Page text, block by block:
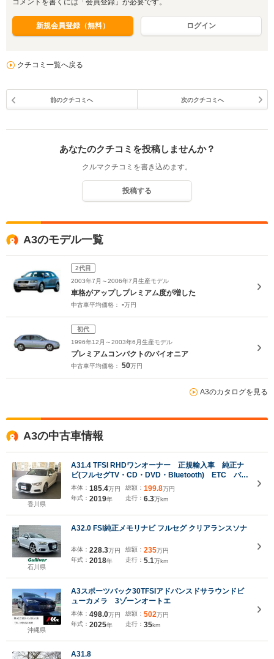
コメントを書くには「会員登録」が必要です。
新規会員登録（無料） ログイン
クチコミ一覧へ戻る
前のクチコミへ 次のクチコミへ
あなたのクチコミを投稿しませんか？
クルマクチコミを書き込めます。
投稿する
A3のモデル一覧
2代目
2003年7月～2006年7月生産モデル
車格がアップしプレミアム度が増した
中古車平均価格： -万円
初代
1996年12月～2003年6月生産モデル
プレミアムコンパクトのパイオニア
中古車平均価格： 50万円
A3のカタログを見る
A3の中古車情報
香川県
A31.4 TFSI RHDワンオーナー 正規輸入車 純正ナ
ビ(フルセグTV・CD・DVD・Bluetooth) ETC バッ
クカメラ ドライブレコーダー アウディプレセン
ス リアフォグ ダウンサス マニュアルモード付
スペアスマートキー
本体： 185.4万円
年式： 2019年
総額： 199.8万円
走行： 6.3万km
石川県
A32.0 FSI純正メモリナビ フルセグ クリアランスソナ
本体： 228.3万円
年式： 2018年
総額： 235万円
走行： 5.1万km
沖縄県
A3スポーツバック30TFSIアドバンスドサラウンドビ
ューカメラ 3ゾーンオートエ
本体： 498.0万円
年式： 2025年
総額： 502万円
走行： 35km
A31.8